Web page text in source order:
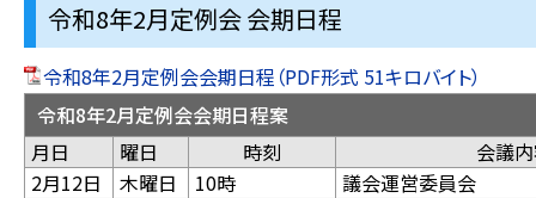
令和8年2月定例会 会期日程
令和8年2月定例会会期日程（PDF形式 51キロバイト）
令和8年2月定例会会期日程案
月日
曜日 時刻
会議
2月12日
木曜日 10時
議会運営委員会